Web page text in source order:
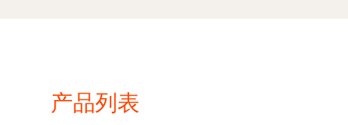
产品列表